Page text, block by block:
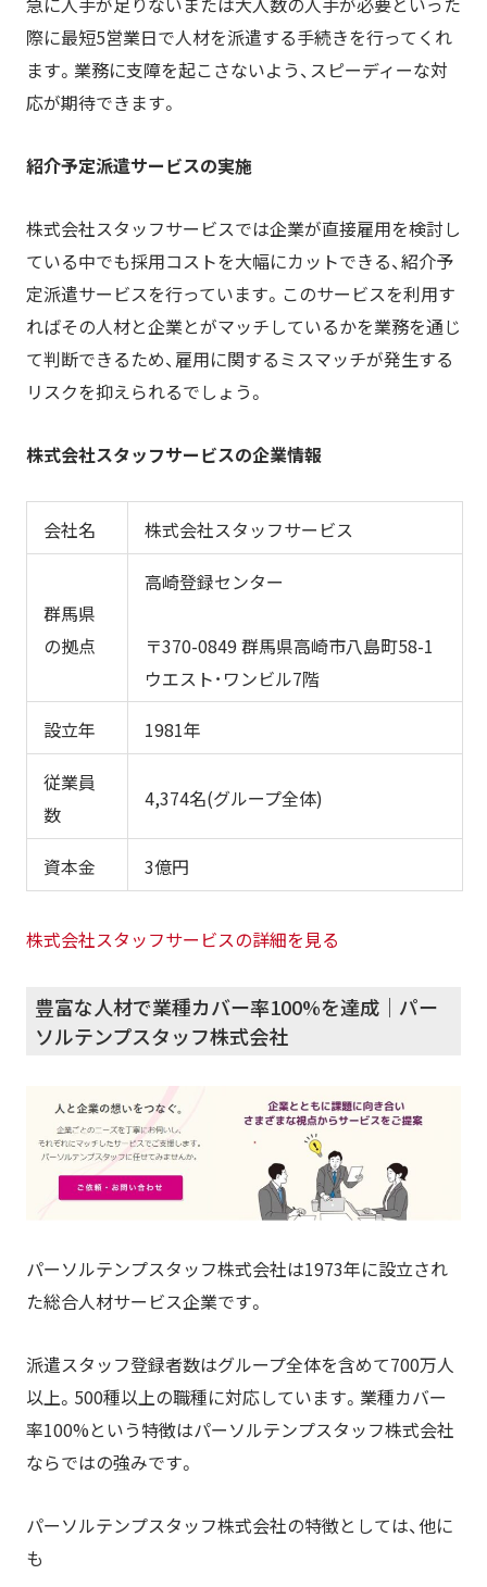
際に最短5営業日で人材を派遣する手続きを行ってくれ
ます。業務に支障を起こさないよう、スピーディーな対
応が期待できます。
紹介予定派遣サービスの実施
株式会社スタッフサービスでは企業が直接雇用を検討し
ている中でも採用コストを大幅にカットできる、紹介予
定派遣サービスを行っています。このサービスを利用す
ればその人材と企業とがマッチしているかを業務を通じ
て判断できるため、雇用に関するミスマッチが発生する
リスクを抑えられるでしょう。
株式会社スタッフサービスの企業情報
会社名 株式会社スタッフサービス
群馬県
の拠点
高崎登録センター
〒370-0849 群馬県高崎市八島町58-1
ウエスト･ワンビル7階
設立年
1981年
従業員
数
4,374名(グループ全体)
資本金 3億円
株式会社スタッフサービスの詳細を見る
豊富な人材で業種カバー率100%を達成｜パー
ソルテンプスタッフ株式会社
パーソルテンプスタッフ株式会社は1973年に設立され
た総合人材サービス企業です。
派遣スタッフ登録者数はグループ全体を含めて700万人
以上。500種以上の職種に対応しています。業種カバー
率100%という特徴はパーソルテンプスタッフ株式会社
ならではの強みです。
パーソルテンプスタッフ株式会社の特徴としては、他に
も